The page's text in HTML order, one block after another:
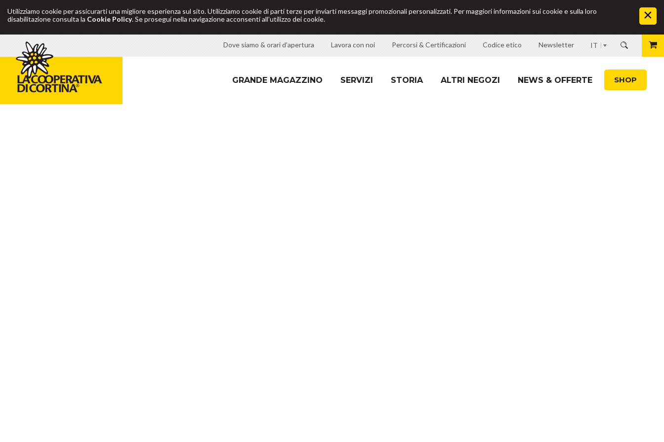
Utilizziamo cookie per assicurarti una migliore esperienza sul sito. Utilizziamo cookie di parti terze per inviarti messaggi promozionali personalizzati. Per maggiori informazioni sui cookie e sulla loro
disabilitazione consulta la Cookie Policy. Se prosegui nella navigazione acconsenti all’utilizzo dei cookie.
IT
Dove siamo & orari d'apertura Lavora con noi Percorsi & Certificazioni Codice etico Newsletter
GRANDE MAGAZZINO SERVIZI STORIA ALTRI NEGOZI NEWS & OFFERTE SHOP